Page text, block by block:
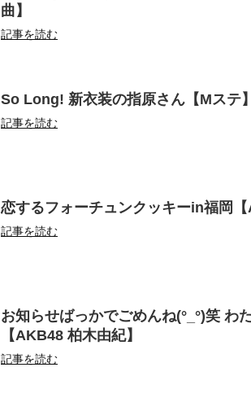
曲】
記事を読む
So Long! 新衣装の指原さん【Mステ
記事を読む
恋するフォーチュンクッキーin福岡
記事を読む
お知らせばっかでごめんね(°_°)笑 わ
【AKB48 柏木由紀】
記事を読む